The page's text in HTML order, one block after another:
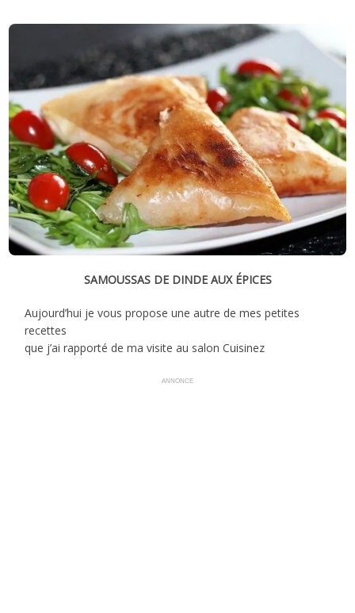
SAMOUSSAS DE DINDE AUX ÉPICES
Aujourd’hui je vous propose une autre de mes petites
recettes
que j’ai rapporté de ma visite au salon Cuisinez
ANNONCE